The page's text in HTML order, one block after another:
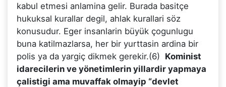
kabul etmesi anlamina gelir. Burada basitçe
hukuksal kurallar degil, ahlak kurallari söz
konusudur. Eger insanlarin büyük çogunlugu
buna katilmazlarsa, her bir yurttasin ardina bir
polis ya da yargiç dikmek gerekir.(6) Kominist
idarecilerin ve yönetimlerin yillardir yapmaya
çalistigi ama muvaffak olmayip “devlet